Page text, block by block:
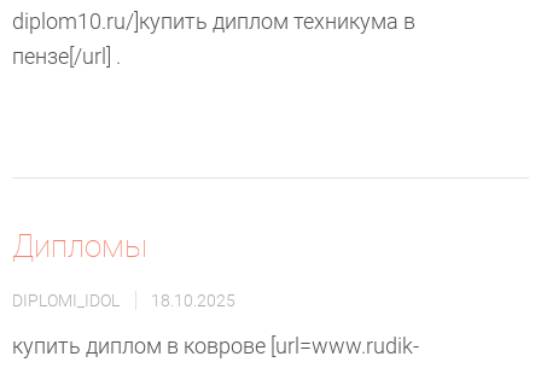
diplom10.ru/]купить диплом техникума в
пензе[/url] .
Дипломы
DIPLOMI_IDOL 18.10.2025
купить диплом в коврове [url=www.rudik-